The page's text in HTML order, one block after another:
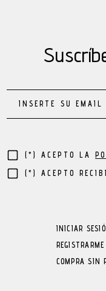
(*) ACEPTO LA
(*) ACEPTO
INICIAR
REGISTRARME
COMPRA SIN